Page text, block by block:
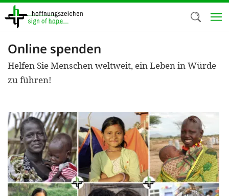
Direkt
zum
Inhalt
Online spenden
Helfen Sie Menschen weltweit, ein Leben in Würde
zu führen!
Wir
nutzen
Cookies zu
helfen